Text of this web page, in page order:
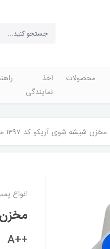
محصولات
اخذ
نمایندگی
مخزن شیشه شوی آریکو کد 1397 مناسب سمند
انواع
مخزن
++A